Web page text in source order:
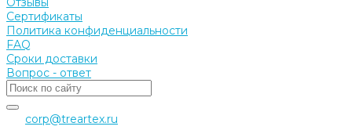
Сертификаты
Политика конфиденциальности
FAQ
Сроки доставки
Вопрос - ответ
corp@treartex.ru